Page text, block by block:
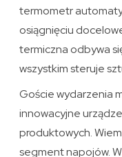
termometr
osiągnięciu
termiczna odbywa
wszystkim steruje
Goście wydarzenia
innowacyjne
produktowych.
segment napojów.